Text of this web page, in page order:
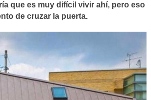
que es muy difícil vivir ahí, pero eso
de cruzar la puerta.